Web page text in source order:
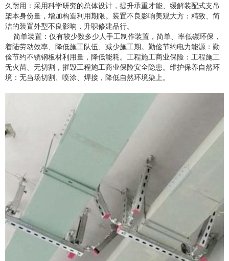
久耐用：采用科学研究的总体设计，提升承重才能、缓解装配式支吊
架本身份量，增加构造利用期限。装置不良影响美观大方：精致、简
洁的装置外型不良影响，升职修建品行。
简单装置：仅有较少数多少人手工制作装置，简单、率低碳环保，
着陆劳动效率、降低施工队伍、减少施工期。勤俭节约电力能源：勤
俭节约不锈钢板材利用量，降低能耗。工程施工商业保险：工程施工
无火苗、无切割，摧毁工程施工商业保险安全隐患。维护保养自然环
境：无当场切割、喷涂、焊接，降低自然环境染上。